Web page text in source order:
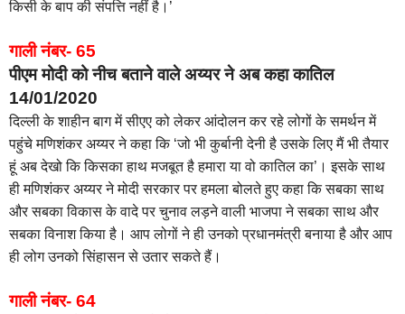
किसी के बाप की संपत्ति नहीं है।’
गाली नंबर- 65
पीएम मोदी को नीच बताने वाले अय्यर ने अब कहा कातिल
14/01/2020
दिल्ली के शाहीन बाग में सीएए को लेकर आंदोलन कर रहे लोगों के समर्थन में
पहुंचे मणिशंकर अय्यर ने कहा कि ‘जो भी कुर्बानी देनी है उसके लिए मैं भी तैयार
हूं अब देखो कि किसका हाथ मजबूत है हमारा या वो कातिल का’। इसके साथ
ही मणिशंकर अय्यर ने मोदी सरकार पर हमला बोलते हुए कहा कि सबका साथ
और सबका विकास के वादे पर चुनाव लड़ने वाली भाजपा ने सबका साथ और
सबका विनाश किया है। आप लोगों ने ही उनको प्रधानमंत्री बनाया है और आप
ही लोग उनको सिंहासन से उतार सकते हैं।
गाली नंबर- 64